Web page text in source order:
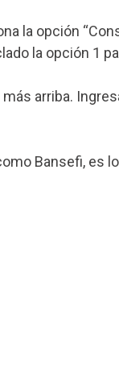
la opción
la opción 1
arriba.
Bansefi, es